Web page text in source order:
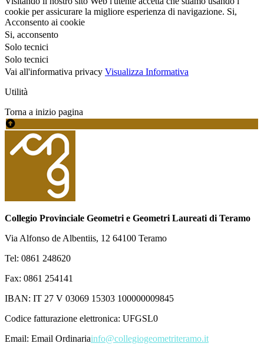
cookie per assicurare la migliore esperienza di navigazione. Si,
Acconsento ai cookie
Si, acconsento
Solo tecnici
Solo tecnici
Vai all'informativa privacy Visualizza Informativa
Utilità
Torna a inizio pagina
Collegio Provinciale Geometri e Geometri Laureati di Teramo
Via Alfonso de Albentiis, 12 64100 Teramo
Tel: 0861 248620
Fax: 0861 254141
IBAN: IT 27 V 03069 15303 100000009845
Codice fatturazione elettronica: UFGSL0
Email: Email Ordinariainfo@collegiogeometriteramo.it